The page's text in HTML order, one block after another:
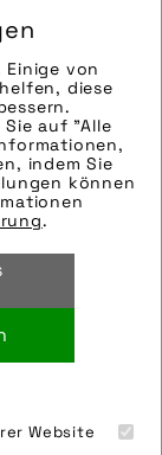
Einige von
diese
auf "Alle
indem Sie
können
.
Website
f´]